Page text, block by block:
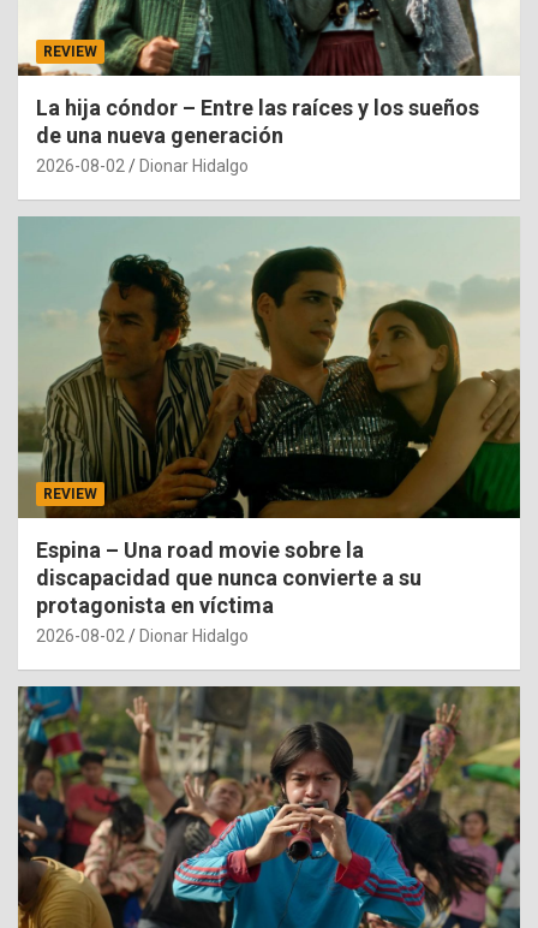
REVIEW
La hija cóndor – Entre las raíces y los sueños
de una nueva generación
2026-08-02 Dionar Hidalgo
REVIEW
Espina – Una road movie sobre la
discapacidad que nunca convierte a su
protagonista en víctima
2026-08-02 Dionar Hidalgo